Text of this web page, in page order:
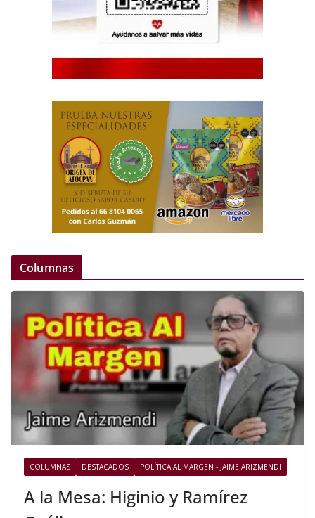
Columnas
COLUMNAS DESTACADOS POLÍTICA AL MARGEN - JAIME ARIZMENDI
A la Mesa: Higinio y Ramírez